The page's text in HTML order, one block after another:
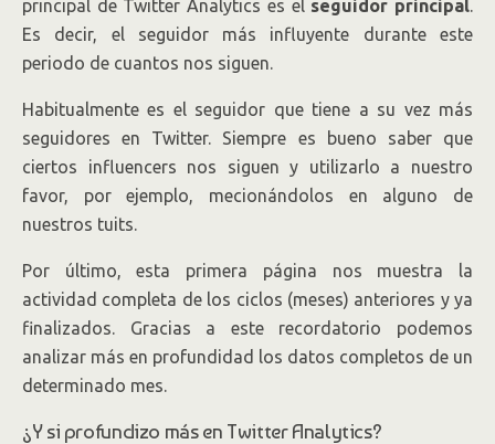
principal de Twitter Analytics es el seguidor principal.
Es decir, el seguidor más influyente durante este
periodo de cuantos nos siguen.
Habitualmente es el seguidor que tiene a su vez más
seguidores en Twitter. Siempre es bueno saber que
ciertos influencers nos siguen y utilizarlo a nuestro
favor, por ejemplo, mecionándolos en alguno de
nuestros tuits.
Por último, esta primera página nos muestra la
actividad completa de los ciclos (meses) anteriores y ya
finalizados. Gracias a este recordatorio podemos
analizar más en profundidad los datos completos de un
determinado mes.
¿Y si profundizo más en Twitter Analytics?